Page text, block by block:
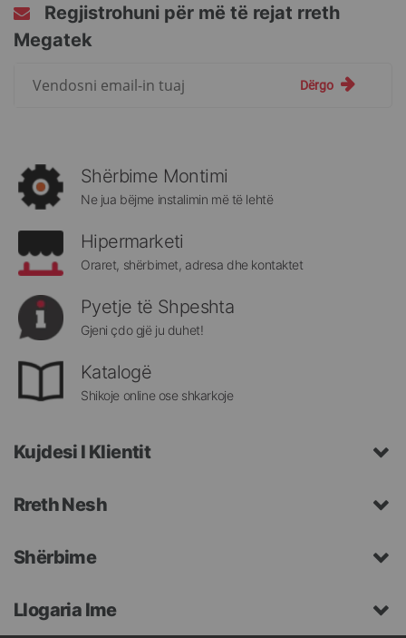
Regjistrohuni për më të rejat rreth
Megatek
rreth
Megatek:
Dërgo
Shërbime Montimi
Ne jua bëjme instalimin më të lehtë
Hipermarketi
Oraret, shërbimet, adresa dhe kontaktet
Pyetje të Shpeshta
Gjeni çdo gjë ju duhet!
Katalogë
Shikoje online ose shkarkoje
Kujdesi I Klientit
Rreth Nesh
Shërbime
Llogaria Ime